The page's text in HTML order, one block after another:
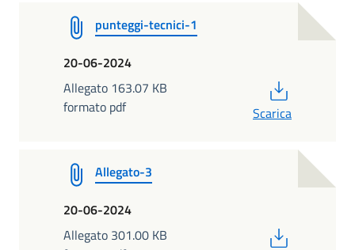
punteggi-tecnici-1
20-06-2024
Allegato 163.07 KB
formato pdf
Scarica
Allegato-3
20-06-2024
Allegato 301.00 KB